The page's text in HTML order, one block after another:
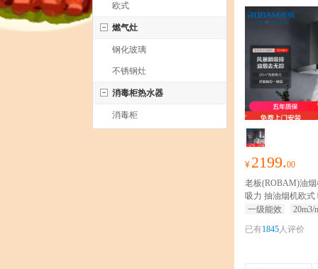
欧式
燃气灶
钢化玻璃
不锈钢灶
消毒柜热水器
消毒柜
¥ 2199.00
老板(ROBAM)油烟
吸力 抽油烟机欧式
机 脱排油烟机
静压，低噪不吵不
一级能效
20m3/
已有1845人评价